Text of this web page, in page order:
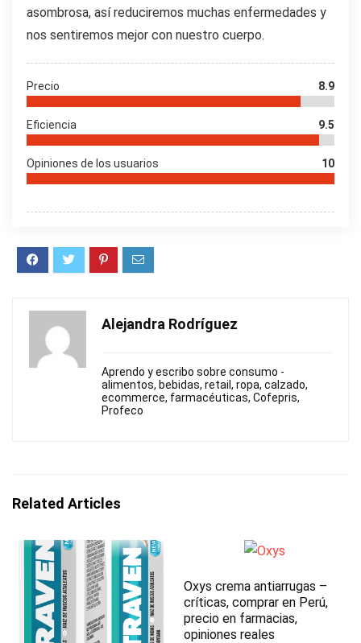
asombrosa, así reduciremos muchas enfermedades y
nos sentiremos mejor con nuestro cuerpo.
Precio 8.9
Eficiencia 9.5
Opiniones de los usuarios 10
Alejandra Rodríguez
Aprendo y escribo sobre consumo -
alimentos, bebidas, retail, ropa, calzado,
ecommerce, farmacéuticas, Cofepris,
Profeco
Related Articles
Oxys crema antiarrugas –
críticas, comprar en Perú,
precio en farmacias,
opiniones reales